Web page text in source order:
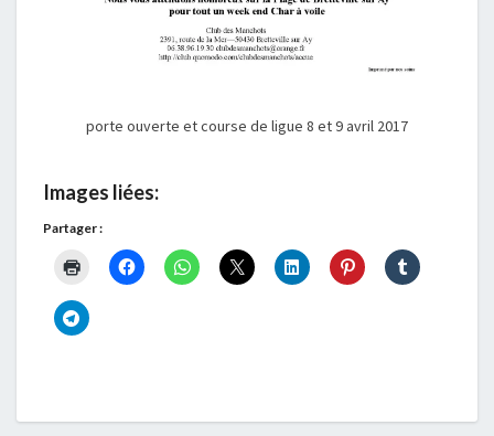
porte ouverte et course de ligue 8 et 9 avril 2017
Images liées:
Partager :